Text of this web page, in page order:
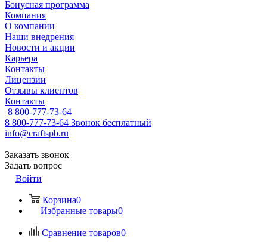
Бонусная программа
Компания
О компании
Наши внедрения
Новости и акции
Карьера
Контакты
Лицензии
Отзывы клиентов
Контакты
8 800-777-73-64
8 800-777-73-64 Звонок бесплатный
info@craftspb.ru
Заказать звонок
Задать вопрос
Войти
Корзина0
Избранные товары0
Сравнение товаров0